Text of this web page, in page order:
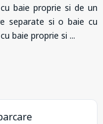
baie proprie si de un
separate si o baie cu
baie proprie si ...